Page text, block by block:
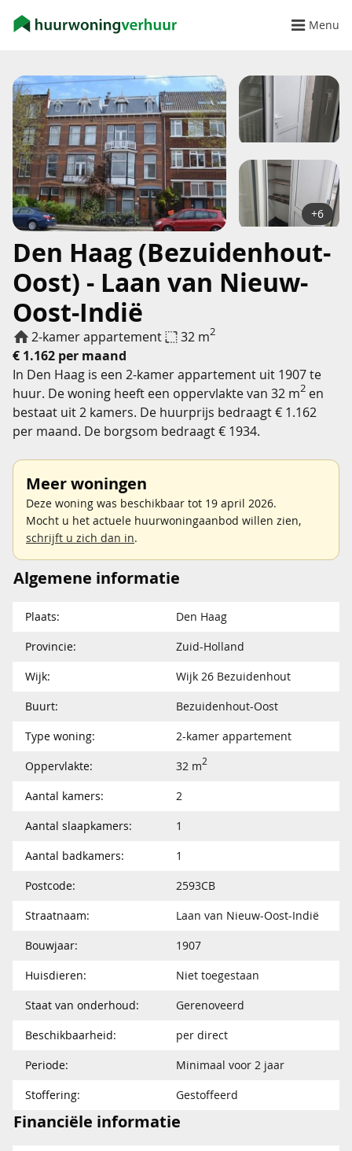
Menu
Den Haag (Bezuidenhout-
Oost) - Laan van Nieuw-
Oost-Indië
2-kamer appartement 32 m2
€ 1.162 per maand
+6
In Den Haag is een 2-kamer appartement uit 1907 te
huur. De woning heeft een oppervlakte van 32 m2 en
bestaat uit 2 kamers. De huurprijs bedraagt € 1.162
per maand. De borgsom bedraagt € 1934.
Meer woningen
Deze woning was beschikbaar tot 19 april 2026.
Mocht u het actuele huurwoningaanbod willen zien,
schrijft u zich dan in.
Algemene informatie
Plaats:
Den Haag
Provincie:
Zuid-Holland
Wijk:
Wijk 26 Bezuidenhout
Buurt:
Bezuidenhout-Oost
Type woning:
2-kamer appartement
Oppervlakte:
32 m2
Aantal kamers:
2
Aantal slaapkamers:
1
Aantal badkamers:
1
Postcode:
2593CB
Straatnaam:
Laan van Nieuw-Oost-Indië
Bouwjaar:
1907
Huisdieren:
Niet toegestaan
Staat van onderhoud:
Gerenoveerd
Beschikbaarheid:
per direct
Periode:
Minimaal voor 2 jaar
Stoffering:
Gestoffeerd
Financiële informatie